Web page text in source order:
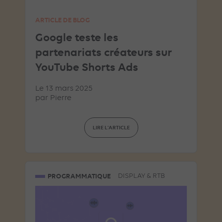
ARTICLE DE BLOG
Google teste les
partenariats créateurs sur
YouTube Shorts Ads
Le 13 mars 2025
par Pierre
LIRE L'ARTICLE
PROGRAMMATIQUE DISPLAY & RTB